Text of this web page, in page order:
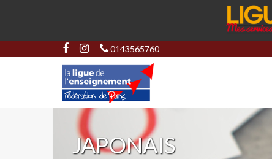
0143565760
JAPONAIS